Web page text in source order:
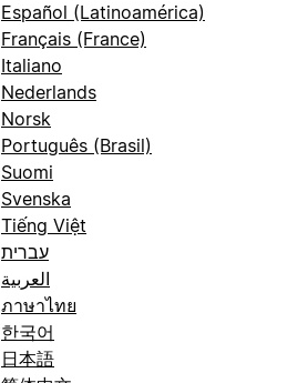
Español (Latinoamérica)
Français (France)
Italiano
Nederlands
Norsk
Português (Brasil)
Suomi
Svenska
Tiếng Việt
עברית
العربية
ภาษาไทย
한국어
日本語